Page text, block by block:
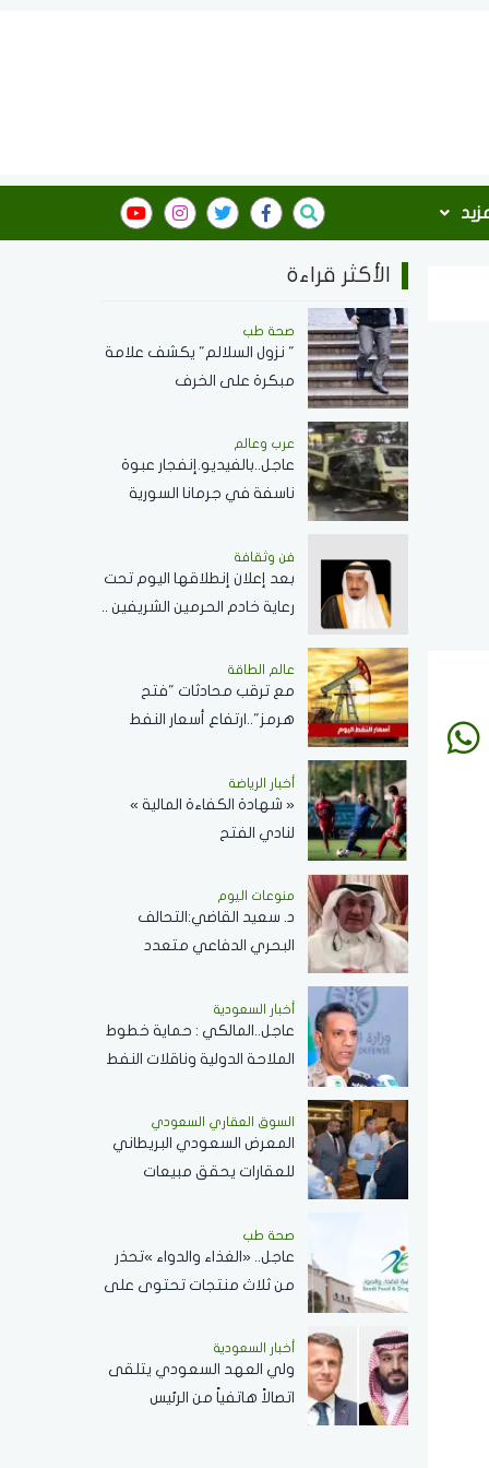
الأكثر قراءة
صحة طب
" نزول السلالم" يكشف علامة
مبكرة على الخرف
عرب وعالم
عاجل..بالفيديو.إنفجار عبوة
ناسفة في جرمانا السورية
فن وثقافة
بعد إعلان إنطلاقها اليوم تحت
رعاية خادم الحرمين الشريفين ..
مسابقة الملك عبدالعزيز
الدولية لحفظ القرآن الكريم
عالم الطاقة
مع ترقب محادثات "فتح
هرمز"..ارتفاع أسعار النفط
دولارًا للبرميل
أخبار الرياضة
« شهادة الكفاءة المالية »
لنادي الفتح
منوعات اليوم
د. سعيد القاضي:التحالف
البحري الدفاعي متعدد
وسلام في المضائق المائية
أخبار السعودية
عاجل..المالكي : حماية خطوط
الملاحة الدولية وناقلات النفط
الاقتصاد العالمي
السوق العقاري السعودي
المعرض السعودي البريطاني
للعقارات يحقق مبيعات
ريال سعودي
صحة طب
عاجل.. «الغذاء والدواء »تحذر
من ثلاث منتجات تحتوى على
أخبار السعودية
ولي العهد السعودي يتلقى
اتصالاً هاتفياً من الرئيس